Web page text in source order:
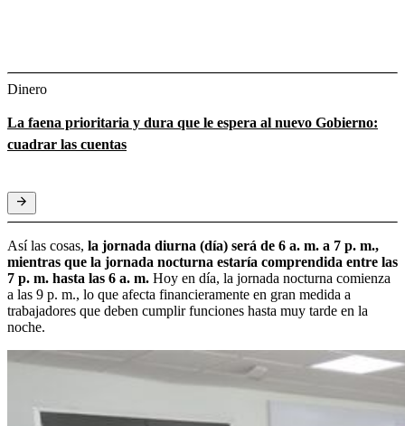
Dinero
La faena prioritaria y dura que le espera al nuevo Gobierno:
cuadrar las cuentas
Así las cosas, la jornada diurna (día) será de 6 a. m. a 7 p. m.,
mientras que la jornada nocturna estaría comprendida entre las
7 p. m. hasta las 6 a. m. Hoy en día, la jornada nocturna comienza
a las 9 p. m., lo que afecta financieramente en gran medida a
trabajadores que deben cumplir funciones hasta muy tarde en la
noche.